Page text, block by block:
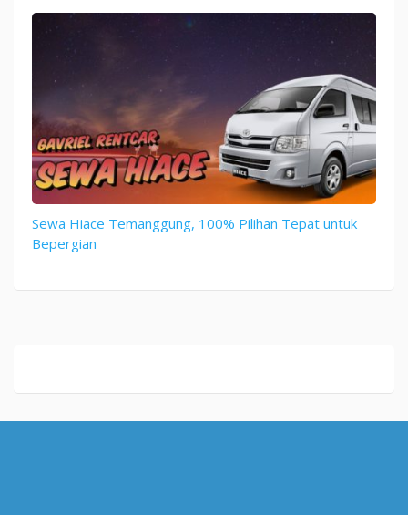
Sewa Hiace Temanggung, 100% Pilihan Tepat untuk
Bepergian